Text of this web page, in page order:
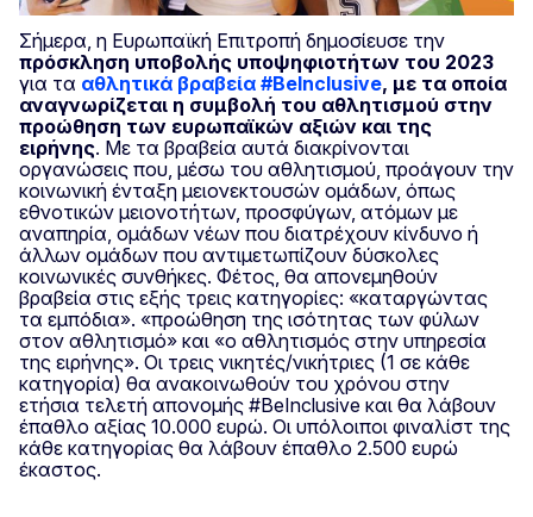
Σήμερα, η Ευρωπαϊκή Επιτροπή δημοσίευσε την
πρόσκληση υποβολής υποψηφιοτήτων του 2023
για τα αθλητικά βραβεία #BeInclusive, με τα οποία
αναγνωρίζεται η συμβολή του αθλητισμού στην
προώθηση των ευρωπαϊκών αξιών και της
ειρήνης. Με τα βραβεία αυτά διακρίνονται
οργανώσεις που, μέσω του αθλητισμού, προάγουν την
κοινωνική ένταξη μειονεκτουσών ομάδων, όπως
εθνοτικών μειονοτήτων, προσφύγων, ατόμων με
αναπηρία, ομάδων νέων που διατρέχουν κίνδυνο ή
άλλων ομάδων που αντιμετωπίζουν δύσκολες
κοινωνικές συνθήκες. Φέτος, θα απονεμηθούν
βραβεία στις εξής τρεις κατηγορίες: «καταργώντας
τα εμπόδια». «προώθηση της ισότητας των φύλων
στον αθλητισμό» και «ο αθλητισμός στην υπηρεσία
της ειρήνης». Οι τρεις νικητές/νικήτριες (1 σε κάθε
κατηγορία) θα ανακοινωθούν του χρόνου στην
ετήσια τελετή απονομής #BeInclusive και θα λάβουν
έπαθλο αξίας 10.000 ευρώ. Οι υπόλοιποι φιναλίστ της
κάθε κατηγορίας θα λάβουν έπαθλο 2.500 ευρώ
έκαστος.